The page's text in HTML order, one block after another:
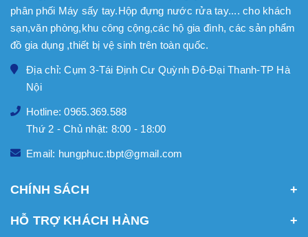
phân phối Máy sấy tay.Hộp đựng nước rửa tay.... cho khách
sạn,văn phòng,khu công cộng,các hộ gia đình, các sản phẩm
đồ gia dụng ,thiết bị vệ sinh trên toàn quốc.
Địa chỉ: Cụm 3-Tái Định Cư Quỳnh Đô-Đại Thanh-TP Hà
Nội
Hotline: 0965.369.588
Thứ 2 - Chủ nhật: 8:00 - 18:00
Email: hungphuc.tbpt@gmail.com
CHÍNH SÁCH
HỖ TRỢ KHÁCH HÀNG